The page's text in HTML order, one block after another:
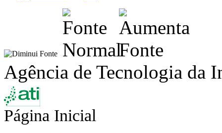
Agência de Tecnologia da
Página Inicial